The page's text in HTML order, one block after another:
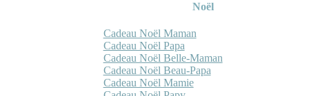
Noël
Cadeau Noël Maman
Cadeau Noël Papa
Cadeau Noël Belle-Maman
Cadeau Noël Beau-Papa
Cadeau Noël Mamie